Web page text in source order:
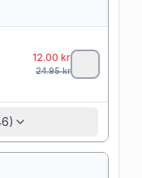
12.00 kr
24.95kr